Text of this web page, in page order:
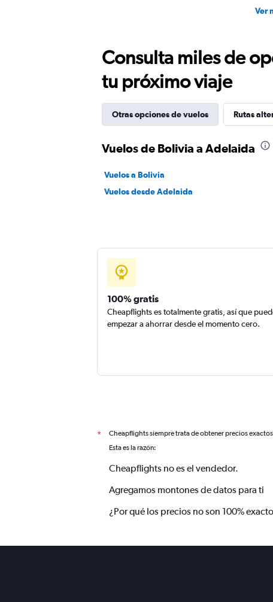
Ver
Consulta miles de
tu próximo viaje
Otras opciones de vuelos Rutas
Vuelos de Bolivia a Adelaida
Vuelos a Bolivia
Vuelos desde Adelaida
100% gratis
Cheapflights es totalmente gratis, así que
empezar a ahorrar desde el momento cero.
* Cheapflights siempre trata de obtener precios
Esta es la razón:
Cheapflights no es el vendedor.
Agregamos montones de datos para ti
¿Por qué los precios no son 100%